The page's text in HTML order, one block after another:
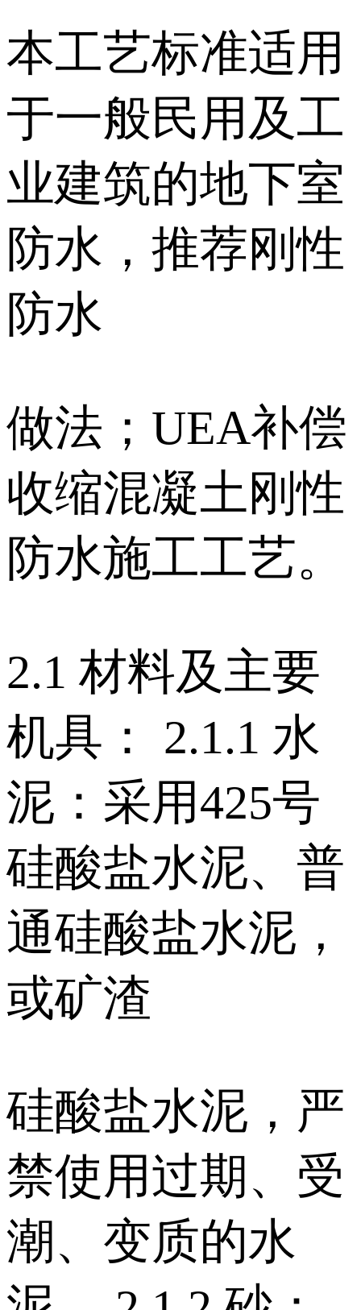
本工艺标准适用
于一般民用及工
业建筑的地下室
防水，推荐刚性
防水
做法；UEA补偿
收缩混凝土刚性
防水施工工艺。
2.1 材料及主要
机具： 2.1.1 水
泥：采用425号
硅酸盐水泥、普
通硅酸盐水泥，
或矿渣
硅酸盐水泥，严
禁使用过期、受
潮、变质的水